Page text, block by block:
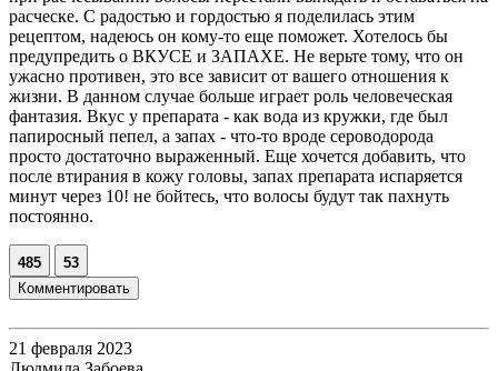
расческе. С радостью и гордостью я поделилась этим
рецептом, надеюсь он кому-то еще поможет. Хотелось бы
предупредить о ВКУСЕ и ЗАПАХЕ. Не верьте тому, что он
ужасно противен, это все зависит от вашего отношения к
жизни. В данном случае больше играет роль человеческая
фантазия. Вкус у препарата - как вода из кружки, где был
папиросный пепел, а запах - что-то вроде сероводорода
просто достаточно выраженный. Еще хочется добавить, что
после втирания в кожу головы, запах препарата испаряется
минут через 10! не бойтесь, что волосы будут так пахнуть
постоянно.
485
53
Комментировать
21 февраля 2023